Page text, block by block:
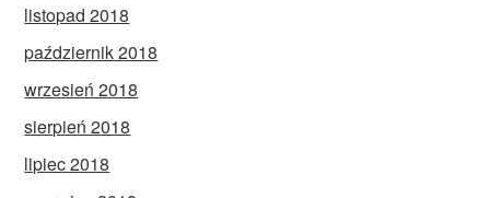
listopad 2018
październik 2018
wrzesień 2018
sierpień 2018
lipiec 2018